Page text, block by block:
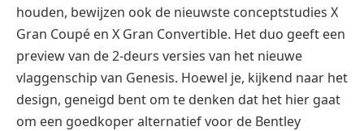
houden, bewijzen ook de nieuwste conceptstudies X
Gran Coupé en X Gran Convertible. Het duo geeft een
preview van de 2-deurs versies van het nieuwe
vlaggenschip van Genesis. Hoewel je, kijkend naar het
design, geneigd bent om te denken dat het hier gaat
om een goedkoper alternatief voor de Bentley